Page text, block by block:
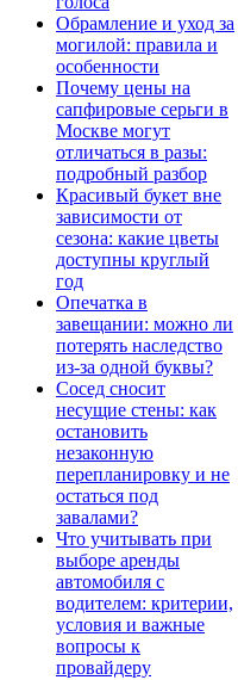
Обрамление и уход за
могилой: правила и
особенности
Почему цены на
сапфировые серьги в
Москве могут
отличаться в разы:
подробный разбор
Красивый букет вне
зависимости от
сезона: какие цветы
доступны круглый
год
Опечатка в
завещании: можно ли
потерять наследство
из-за одной буквы?
Сосед сносит
несущие стены: как
остановить
незаконную
перепланировку и не
остаться под
завалами?
Что учитывать при
выборе аренды
автомобиля с
водителем: критерии,
условия и важные
вопросы к
провайдеру